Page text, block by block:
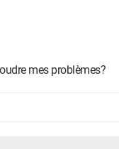
mes problèmes?